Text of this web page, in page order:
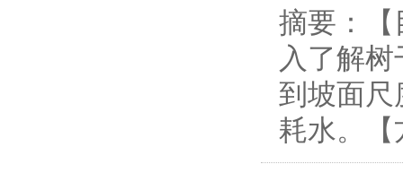
摘要：
入了解
到坡面
耗水。